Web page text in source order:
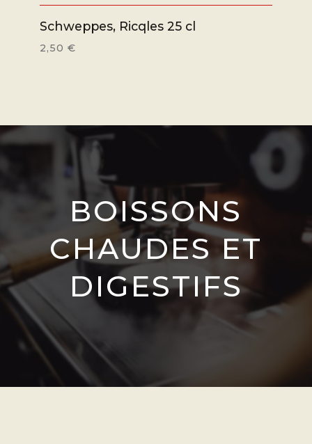
Schweppes, Ricqles 25 cl
2,50 €
BOISSONS
CHAUDES ET
DIGESTIFS